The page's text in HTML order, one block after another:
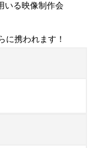
いる映像制作会
携われます！